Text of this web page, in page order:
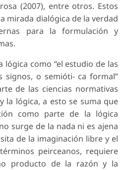
(2007), entre otros. Estos
mirada dialógica de la verdad
para la formulación y
lógica como “el estudio de las
signos, o semióti- ca formal”
de las ciencias normativas
la lógica, a esto se suma que
como parte de la lógica
surge de la nada ni es ajena
de la imaginación libre y el
peirceanos, requiere
producto de la razón y la